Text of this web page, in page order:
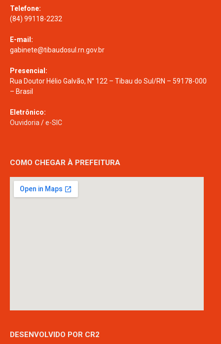
Telefone:
(84) 99118-2232
E-mail:
gabinete@tibaudosul.rn.gov.br
Presencial:
Rua Doutor Hélio Galvão, N° 122 – Tibau do Sul/RN – 59178-000
– Brasil
Eletrônico:
Ouvidoria /e-SIC
COMO CHEGAR À PREFEITURA
DESENVOLVIDO POR CR2